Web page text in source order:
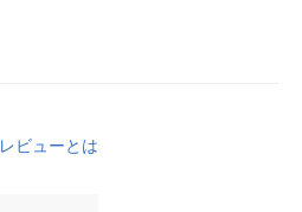
レビューとは